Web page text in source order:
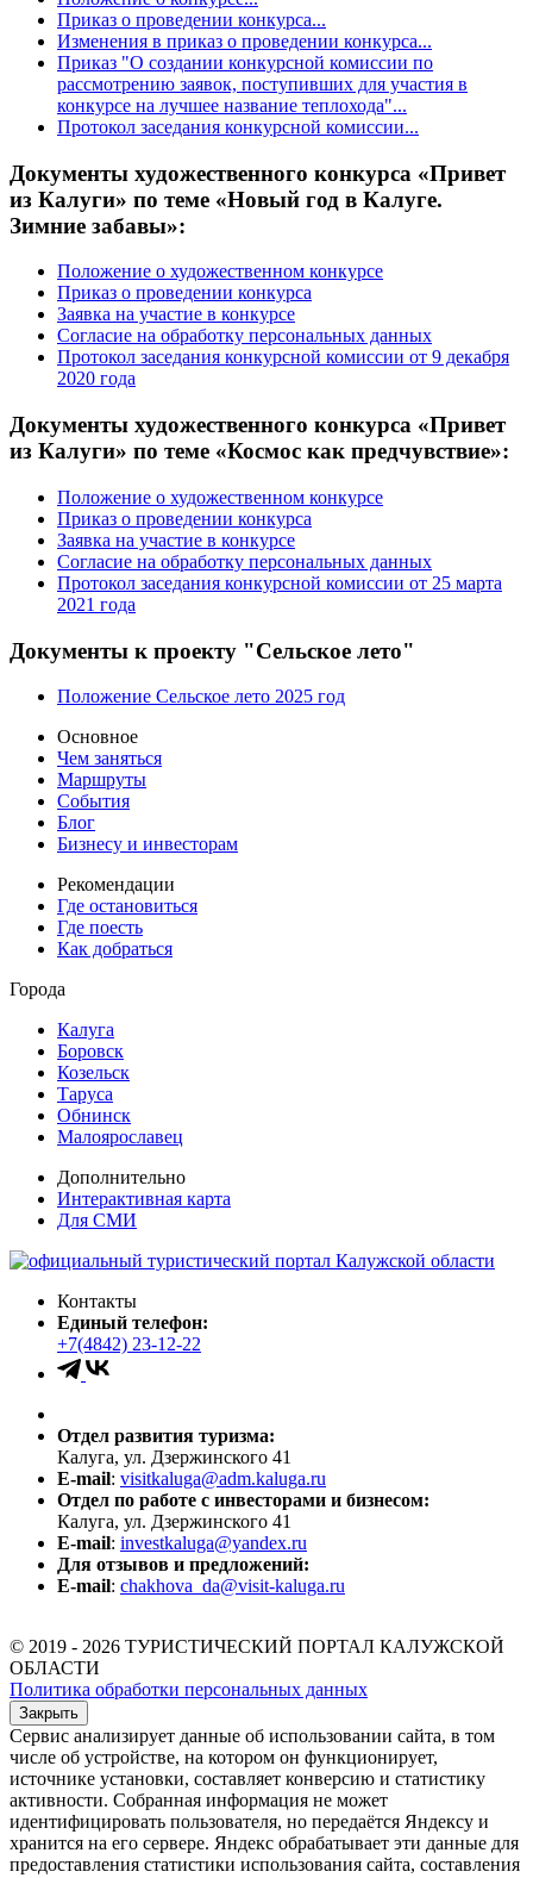
Приказ о проведении конкурса...
Изменения в приказ о проведении конкурса...
Приказ "О создании конкурсной комиссии по
рассмотрению заявок, поступивших для участия в
конкурсе на лучшее название теплохода"...
Протокол заседания конкурсной комиссии...
Документы художественного конкурса «Привет
из Калуги» по теме «Новый год в Калуге.
Зимние забавы»:
Положение о художественном конкурсе
Приказ о проведении конкурса
Заявка на участие в конкурсе
Согласие на обработку персональных данных
Протокол заседания конкурсной комиссии от 9 декабря
2020 года
Документы художественного конкурса «Привет
из Калуги» по теме «Космос как предчувствие»:
Положение о художественном конкурсе
Приказ о проведении конкурса
Заявка на участие в конкурсе
Согласие на обработку персональных данных
Протокол заседания конкурсной комиссии от 25 марта
2021 года
Документы к проекту "Сельское лето"
Положение Сельское лето 2025 год
Основное
Чем заняться
Маршруты
События
Блог
Бизнесу и инвесторам
Рекомендации
Где остановиться
Где поесть
Как добраться
Города
Калуга
Боровск
Козельск
Таруса
Обнинск
Малоярославец
Дополнительно
Интерактивная карта
Для СМИ
Контакты
Единый телефон:
+7(4842) 23-12-22
Отдел развития туризма:
Калуга, ул. Дзержинского 41
E-mail: visitkaluga@adm.kaluga.ru
Отдел по работе с инвесторами и бизнесом:
Калуга, ул. Дзержинского 41
E-mail: investkaluga@yandex.ru
Для отзывов и предложений:
E-mail: chakhova_da@visit-kaluga.ru
© 2019 - 2026 ТУРИСТИЧЕСКИЙ ПОРТАЛ КАЛУЖСКОЙ
ОБЛАСТИ
Политика обработки персональных данных
Закрыть
Сервис анализирует данные об использовании сайта, в том
числе об устройстве, на котором он функционирует,
источнике установки, составляет конверсию и статистику
активности. Собранная информация не может
идентифицировать пользователя, но передаётся Яндексу и
хранится на его сервере. Яндекс обрабатывает эти данные для
предоставления статистики использования сайта, составления